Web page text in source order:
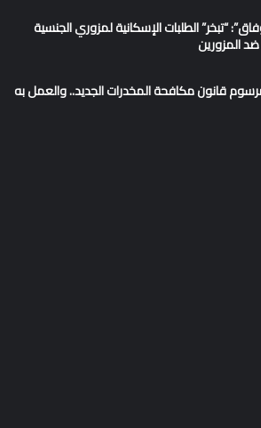
“تبخر” الطلبات الإسكانية لمزوري الجنسية
المزورين
قانون مكافحة المخدرات الجديد.. والعمل به